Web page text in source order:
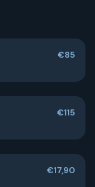
€85
€115
€17,90